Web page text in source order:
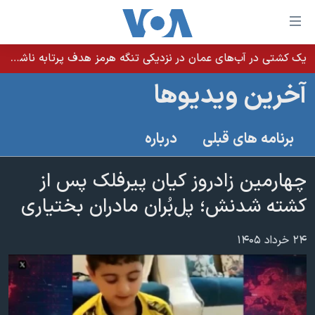
لینکهای
قابل
دسترسی
جهش
اصلی
جهش
به
صفحه
اصلی
جهش
به
جستجو
خانه
نسخه سبک وب‌سایت
آمریکا
جهان
گزیده‌ها
ویژه برنامه‌ها
ویدیوها
برنامه های تلویزیونی
جدول برنامه ها
صفحه‌های ویژه
عملیات خشم حماسی
۲۵۰سالگی آمریکا
بایگانی برنامه‌های تلویزیونی
پخش رادیویی
یادگیری زبان انگلیسی
یک کشتی در آب‌های عمان در نزدیکی تنگه هرمز هدف پرتابه ناشناس قرار گرفت
آخرین ویدیوها
برنامه های قبلی درباره
چهارمین زادروز کیان پیرفلک پس از
کشته شدنش؛ پل‌بُران مادران بختیاری
۲۴ خرداد ۱۴۰۵